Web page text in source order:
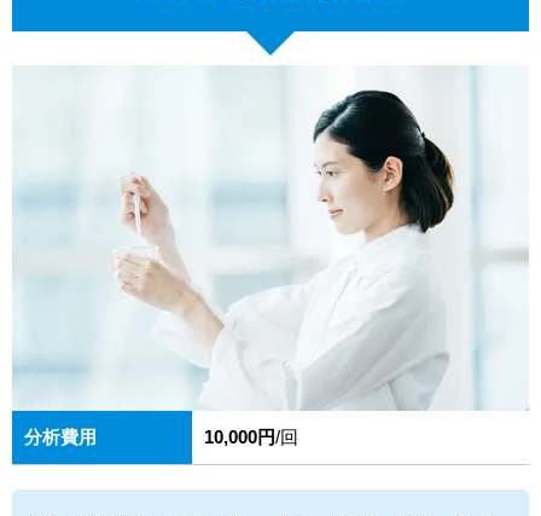
分析費用 10,000円/回